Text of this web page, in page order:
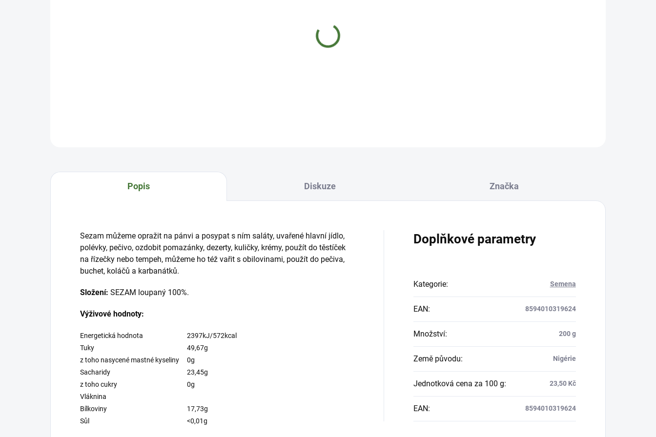
Popis Diskuze Značka
Sezam můžeme opražit na pánvi a posypat s ním saláty, uvařené hlavní jídlo,
polévky, pečivo, ozdobit pomazánky, dezerty, kuličky, krémy, použít do těstíček
na řízečky nebo tempeh, můžeme ho též vařit s obilovinami, použít do pečiva,
buchet, koláčů a karbanátků.
Složení: SEZAM loupaný 100%.
Výživové hodnoty:
Energetická hodnota
2397kJ/572kcal
Tuky
49,67g
z toho nasycené mastné kyseliny
0g
Sacharidy
23,45g
z toho cukry
0g
Vláknina
Bílkoviny
17,73g
Sůl
<0,01g
Doplňkové parametry
Kategorie: Semena
EAN: 8594010319624
Množství: 200 g
Země původu: Nigérie
Jednotková cena za 100 g: 23,50 Kč
EAN: 8594010319624